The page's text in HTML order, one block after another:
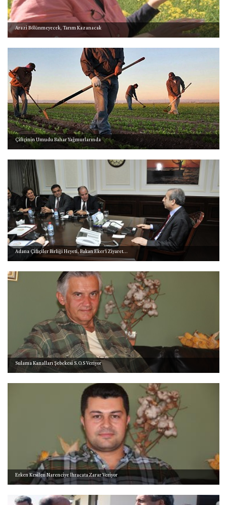
Arazi Bölünmeyecek, Tarım Kazanacak
Çiftçinin Umudu Bahar Yağmurlarında
Adana Çiftçiler Birliği Heyeti, Bakan Eker'i Ziyaret...
Sulama Kanalları Şebekesi S.O.S Veriyor
Erken Kesilen Narenciye İhracata Zarar Veriyor